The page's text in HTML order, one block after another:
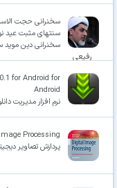
سخنرانی حجت
سنتهای مثبت عید
سخنرانی دین موید
رفیعی
for Android for
Android
نرم افزار مدیریت
Processing
پردازش تصاویر